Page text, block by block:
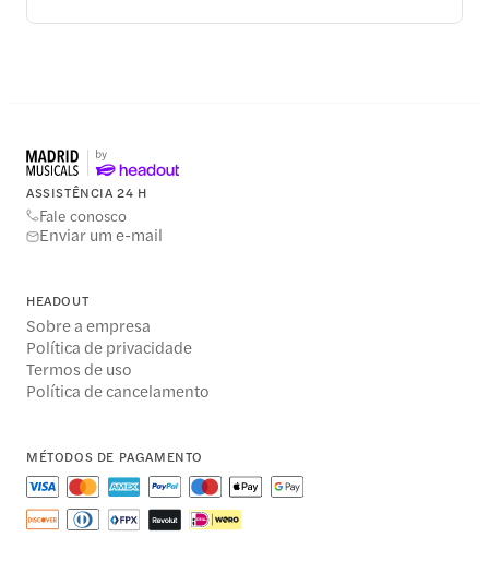
ASSISTÊNCIA 24 H
Fale conosco
Enviar um e-mail
HEADOUT
Sobre a empresa
Política de privacidade
Termos de uso
Política de cancelamento
MÉTODOS DE PAGAMENTO